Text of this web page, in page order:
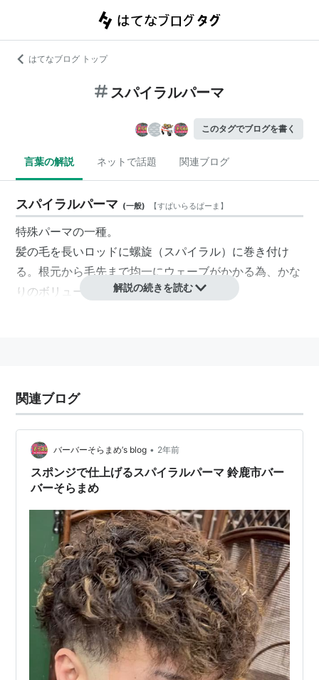
はてなブログ トップ
スパイラルパーマ
このタグでブログを書く
言葉の解説 ネットで話題 関連ブログ
スパイラルパーマ (一般) 【すぱいらるぱーま 】
特殊パーマの一種。
髪の毛を長いロッドに螺旋（スパイラル）に巻き付け
る。根元から毛先まで均一にウェーブがかかる為、かな
りのボリュームが出る。解説の続きを読む
関連ブログ
バーバーそらまめ’s blog • 2年前
スポンジで仕上げるスパイラルパーマ 鈴鹿市バー
バーそらまめ